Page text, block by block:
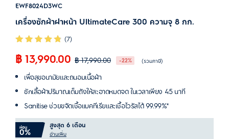
EWF8024D3WC
เครื่องซักผ้าฝาหน้า UltimateCare 300 ความจุ 8 กก.
(7)
฿ 13,990.00 ฿ 17,990.00 -22% (รวมภาษี)
เพื่อสุขอนามัยและถนอมเนื้อผ้า
ซักเสื้อผ้าปริมาณเต็มถังให้สะอาดหมดจด ในเวลาเพียง 45 นาที
Sanitise ช่วยขจัดเชื้อแบคทีเรียและเชื้อไวรัสได้ 99.99%*
ผ่อน
0%
สูงสุด 6 เดือน
อ่านเพิ่ม